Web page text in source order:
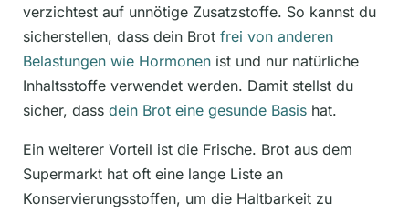
verzichtest auf unnötige Zusatzstoffe. So kannst du
sicherstellen, dass dein Brot frei von anderen
Belastungen wie Hormonen ist und nur natürliche
Inhaltsstoffe verwendet werden. Damit stellst du
sicher, dass dein Brot eine gesunde Basis hat.
Ein weiterer Vorteil ist die Frische. Brot aus dem
Supermarkt hat oft eine lange Liste an
Konservierungsstoffen, um die Haltbarkeit zu